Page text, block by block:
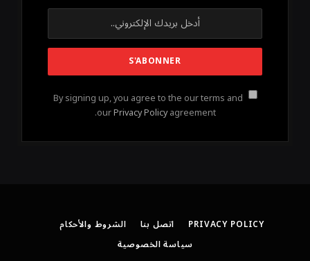
By signing up, you agree to the our terms and
ourPrivacy Policyagreement.
PRIVACY POLICY اتصل بنا
الشروط والأحكام
سياسة الخصوصية